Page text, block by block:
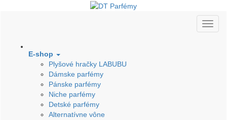
E-shop
Plyšové hračky LABUBU
Dámske parfémy
Pánske parfémy
Niche parfémy
Detské parfémy
Alternatívne vône